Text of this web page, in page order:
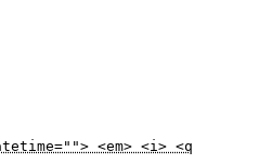
<em> <i> <q